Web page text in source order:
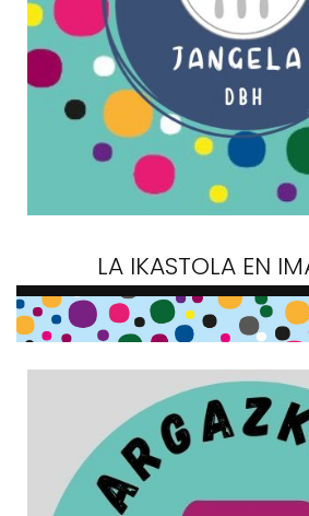
LA IKASTOLA EN